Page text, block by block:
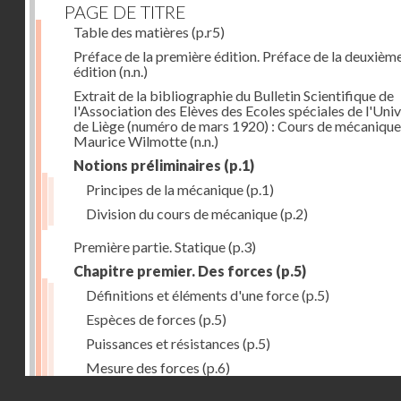
PAGE DE TITRE
Table des matières (p.r5)
Préface de la première édition. Préface de la
édition(n.n.)
Extrait de la bibliographie du Bulletin Scientifique de
l'Association des Elèves des Ecoles spéciales de
de Liège (numéro de mars 1920) : Cours de
Maurice Wilmotte(n.n.)
Notions préliminaires (p.1)
Principes de la mécanique(p.1)
Division du cours de mécanique(p.2)
Première partie. Statique(p.3)
Chapitre premier. Des forces (p.5)
Définitions et éléments d'une force(p.5)
Espèces de forces (p.5)
Puissances et résistances (p.5)
Mesure des forces (p.6)